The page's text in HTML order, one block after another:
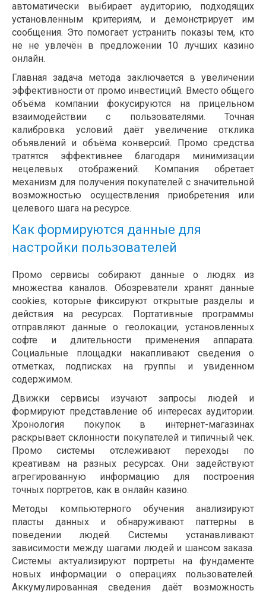
автоматически выбирает аудиторию, подходящих
установленным критериям, и демонстрирует им
сообщения. Это помогает устранить показы тем, кто
не не увлечён в предложении 10 лучших казино
онлайн.
Главная задача метода заключается в увеличении
эффективности от промо инвестиций. Вместо общего
объёма компании фокусируются на прицельном
взаимодействии с пользователями. Точная
калибровка условий даёт увеличение отклика
объявлений и объёма конверсий. Промо средства
тратятся эффективнее благодаря минимизации
нецелевых отображений. Компания обретает
механизм для получения покупателей с значительной
возможностью осуществления приобретения или
целевого шага на ресурсе.
Как формируются данные для
настройки пользователей
Промо сервисы собирают данные о людях из
множества каналов. Обозреватели хранят данные
cookies, которые фиксируют открытые разделы и
действия на ресурсах. Портативные программы
отправляют данные о геолокации, установленных
софте и длительности применения аппарата.
Социальные площадки накапливают сведения о
отметках, подписках на группы и увиденном
содержимом.
Движки сервисы изучают запросы людей и
формируют представление об интересах аудитории.
Хронология покупок в интернет-магазинах
раскрывает склонности покупателей и типичный чек.
Промо системы отслеживают переходы по
креативам на разных ресурсах. Они задействуют
агрегированную информацию для построения
точных портретов, как в онлайн казино.
Методы компьютерного обучения анализируют
пласты данных и обнаруживают паттерны в
поведении людей. Системы устанавливают
зависимости между шагами людей и шансом заказа.
Системы актуализируют портреты на фундаменте
новых информации о операциях пользователей.
Аккумулированная сведения даёт возможность